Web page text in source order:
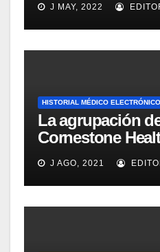
Kluvers Health
documental y
J MAY, 2022
HISTORIAL MÉDICO ELECTRÓNICO
La agrupación
Cornestone
implementará
como sistema
J AGO, 2021